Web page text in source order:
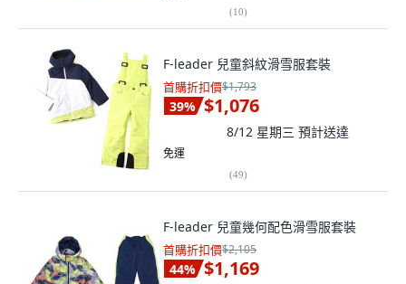
(10)
F-leader 兒童斜紋滑雪服套裝
首購折扣價$1,793
39% $1,076
8/12 星期三 預計送達
免運
(49)
F-leader 兒童幾何配色滑雪服套裝
首購折扣價$2,105
44% $1,169